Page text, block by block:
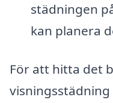
städningen
kan planera
För att hitta det
visningsstädning